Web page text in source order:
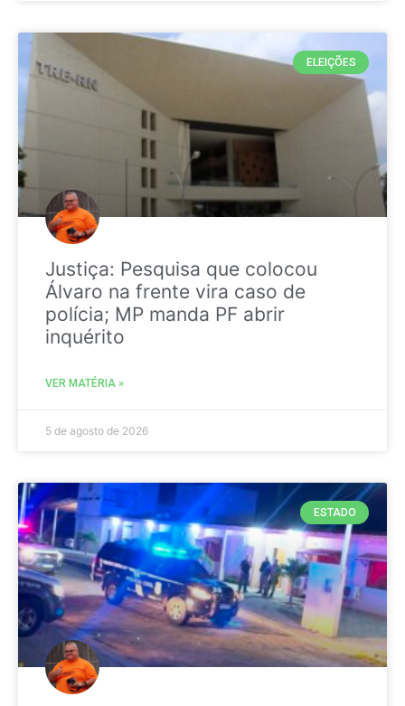
ELEIÇÕES
Justiça: Pesquisa que colocou
Álvaro na frente vira caso de
polícia; MP manda PF abrir
inquérito
VER MATÉRIA »
5 de agosto de 2026
ESTADO